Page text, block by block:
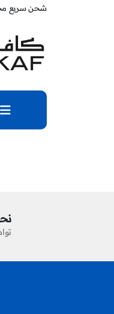
شحن سريع مجاني